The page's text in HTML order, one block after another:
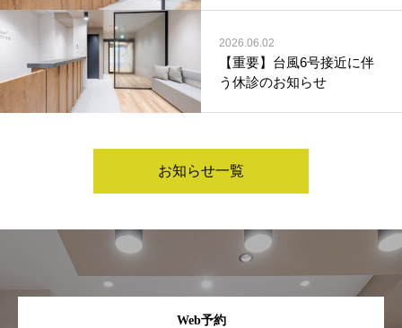
2026.06.02
【重要】台風6号接近に伴
う休診のお知らせ
お知らせ一覧
Web予約